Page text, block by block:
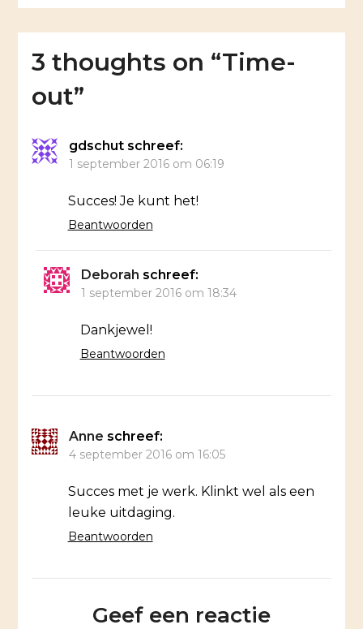
3 thoughts on “Time-
out”
gdschut schreef:
1 september 2016 om 06:19
Succes! Je kunt het!
Beantwoorden
Deborah schreef:
1 september 2016 om 18:34
Dankjewel!
Beantwoorden
Anne schreef:
4 september 2016 om 16:05
Succes met je werk. Klinkt wel als een
leuke uitdaging.
Beantwoorden
Geef een reactie